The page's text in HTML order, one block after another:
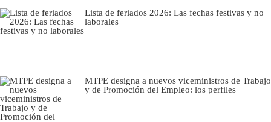
Lista de feriados 2026: Las fechas festivas y no
laborales
MTPE designa a nuevos viceministros de Trabajo
y de Promoción del Empleo: los perfiles